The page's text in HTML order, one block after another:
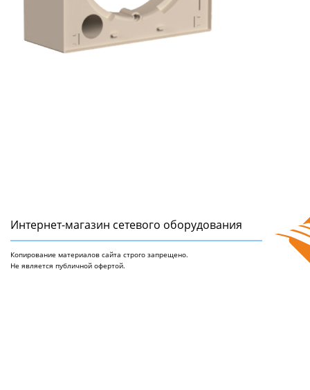
Интернет-магазин сетeвого оборудования
Копирование материалов сайта строго запрещено.
Не является публичной офертой.